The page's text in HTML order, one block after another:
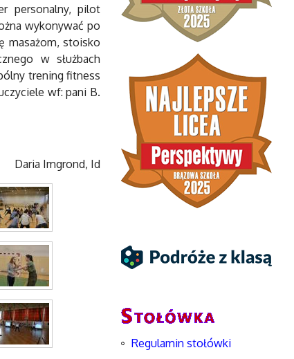
personalny, pilot
wykonywać po
masażom, stoisko
w służbach
trening fitness
wf: pani B.
Daria Imgrond, Id
Regulamin stołówki